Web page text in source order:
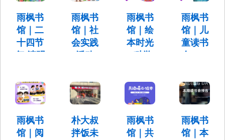
21日（周
二）
17:30-
18:30
事：他
乡与故
乡》
时间：4月
26日（周
泼》
时间：4月
22日（周
三）
17:30-
18:30 适
18日（周
六） 10：
30-11：30
雨枫书
馆｜二
十四节
气 清明
书会
时间：4月
6日（周
一）
15:00-
16:00
雨枫书
馆｜社
会实践
活动
的垃圾
桶》
25日（周
三）
17:30-
雨枫书
馆｜绘
本时光
+科学
时间：3月
28日（周
六）
11:30
雨枫书
馆｜儿
童读书
会——
斯与
海》
间：3月24
日 （周
二）
雨枫书
馆｜阅
朴大叔
拌饭未
雨枫书
馆｜共
雨枫书
馆｜本